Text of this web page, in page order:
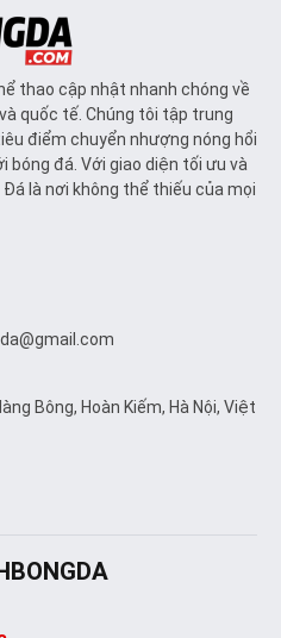
thao cập nhật nhanh chóng về
quốc tế. Chúng tôi tập trung
điểm chuyển nhượng nóng hổi
bóng đá. Với giao diện tối ưu và
là nơi không thể thiếu của mọi
Bông, Hoàn Kiếm, Hà Nội, Việt